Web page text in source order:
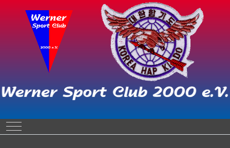
Mobile Menu Toggle